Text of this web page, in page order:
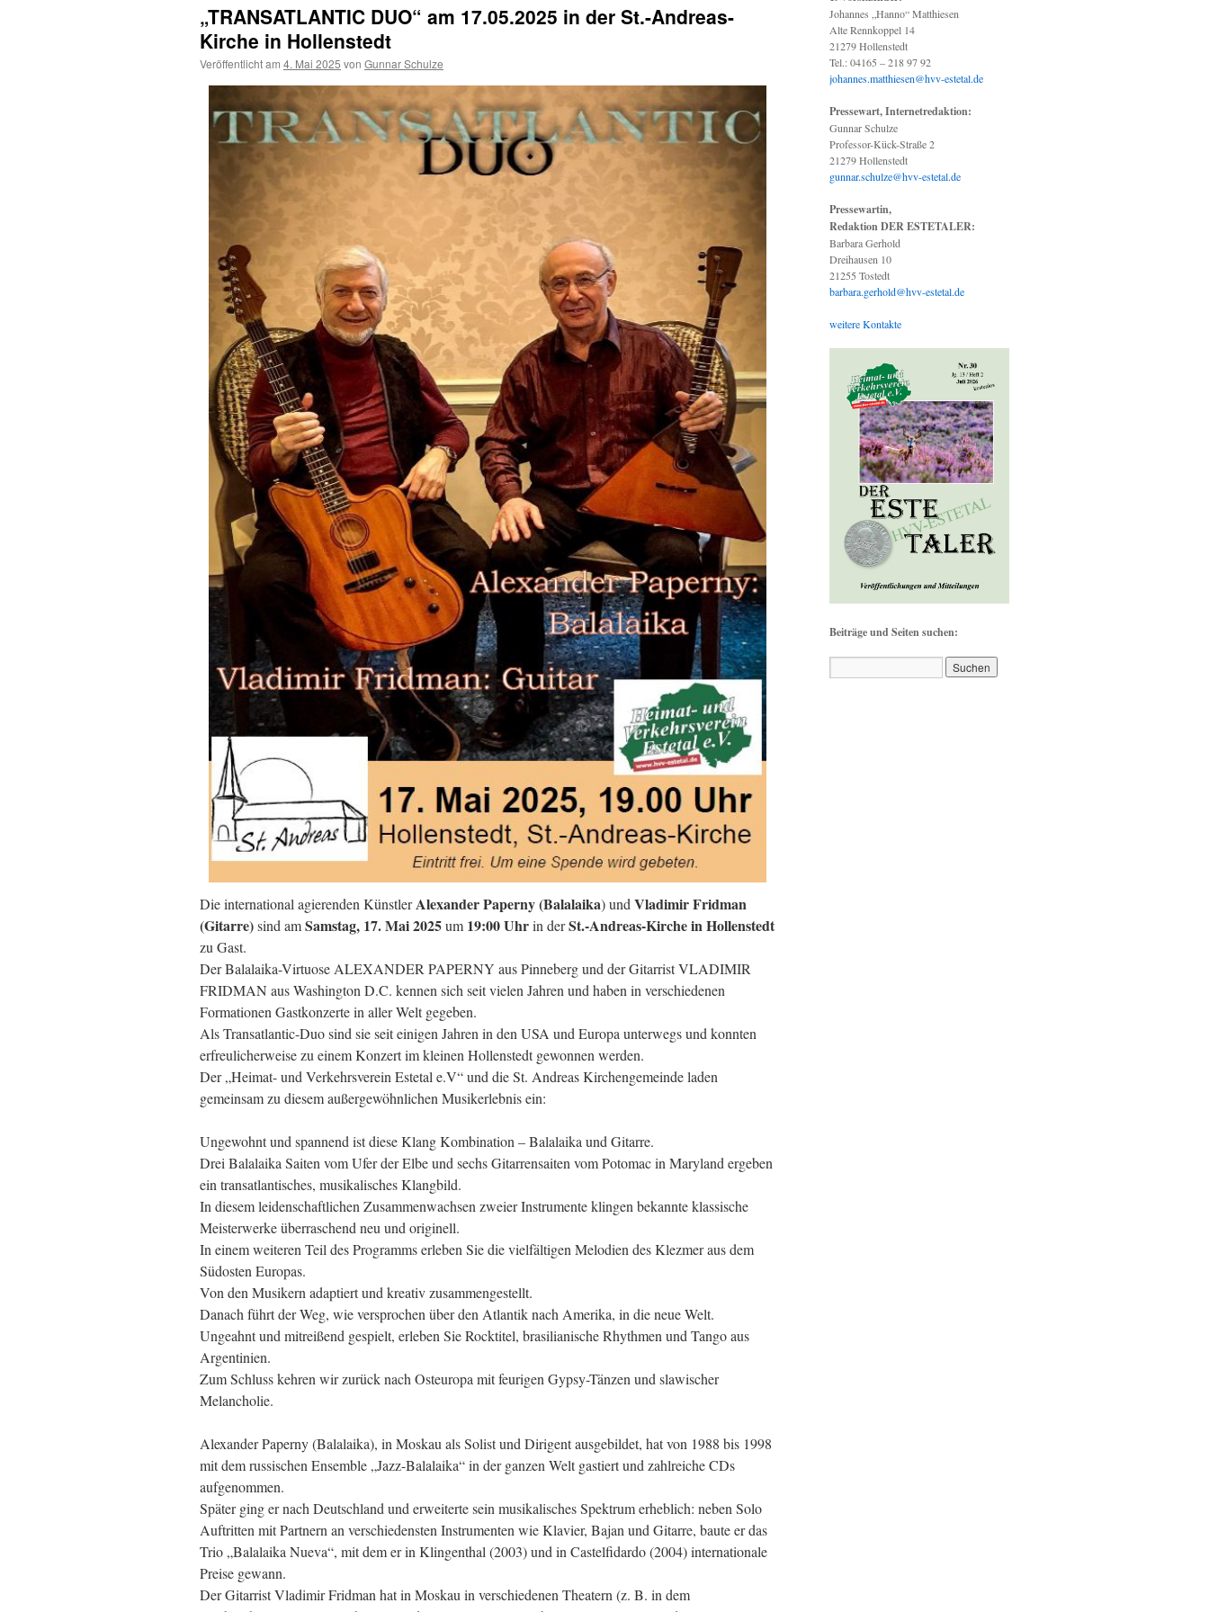
„TRANSATLANTIC DUO“ am 17.05.2025 in der St.-Andreas-
Kirche in Hollenstedt
Veröffentlicht am 4. Mai 2025 von Gunnar Schulze
Die international agierenden KünstlerAlexander Paperny (Balalaika) und Vladimir Fridman
(Gitarre)sind amSamstag, 17. Mai 2025um 19:00 Uhrin derSt.-Andreas-Kirche in Hollenstedt
zu Gast.
Der Balalaika-Virtuose ALEXANDER PAPERNY aus Pinneberg und der Gitarrist VLADIMIR
FRIDMAN aus Washington D.C. kennen sich seit vielen Jahren und haben in verschiedenen
Formationen Gastkonzerte in aller Welt gegeben.
Als Transatlantic-Duo sind sie seit einigen Jahren in den USA und Europa unterwegs und konnten
erfreulicherweise zu einem Konzert im kleinen Hollenstedt gewonnen werden.
Der „Heimat- und Verkehrsverein Estetal e.V“ und die St. Andreas Kirchengemeinde laden
gemeinsam zu diesem außergewöhnlichen Musikerlebnis ein:
Ungewohnt und spannend ist diese Klang Kombination – Balalaika und Gitarre.
Drei Balalaika Saiten vom Ufer der Elbe und sechs Gitarrensaiten vom Potomac in Maryland ergeben
ein transatlantisches, musikalisches Klangbild.
In diesem leidenschaftlichen Zusammenwachsen zweier Instrumente klingen bekannte klassische
Meisterwerke überraschend neu und originell.
In einem weiteren Teil des Programms erleben Sie die vielfältigen Melodien des Klezmer aus dem
Südosten Europas.
Von den Musikern adaptiert und kreativ zusammengestellt.
Danach führt der Weg, wie versprochen über den Atlantik nach Amerika, in die neue Welt.
Ungeahnt und mitreißend gespielt, erleben Sie Rocktitel, brasilianische Rhythmen und Tango aus
Argentinien.
Zum Schluss kehren wir zurück nach Osteuropa mit feurigen Gypsy-Tänzen und slawischer
Melancholie.
Alexander Paperny (Balalaika), in Moskau als Solist und Dirigent ausgebildet, hat von 1988 bis 1998
mit dem russischen Ensemble „Jazz-Balalaika“ in der ganzen Welt gastiert und zahlreiche CDs
aufgenommen.
Später ging er nach Deutschland und erweiterte sein musikalisches Spektrum erheblich: neben Solo
Auftritten mit Partnern an verschiedensten Instrumenten wie Klavier, Bajan und Gitarre, baute er das
Trio „Balalaika Nueva“, mit dem er in Klingenthal (2003) und in Castelfidardo (2004) internationale
Preise gewann.
Der Gitarrist Vladimir Fridman hat in Moskau in verschiedenen Theatern (z. B. in dem
Johannes „Hanno“ Matthiesen
Alte Rennkoppel 14
21279 Hollenstedt
Tel.: 04165 – 218 97 92
johannes.matthiesen@hvv-estetal.de
Pressewart, Internetredaktion:
Gunnar Schulze
Professor-Kück-Straße 2
21279 Hollenstedt
gunnar.schulze@hvv-estetal.de
Pressewartin,
Redaktion DER ESTETALER:
Barbara Gerhold
Dreihausen 10
21255 Tostedt
barbara.gerhold@hvv-estetal.de
weitere Kontakte
Beiträge und Seiten suchen: